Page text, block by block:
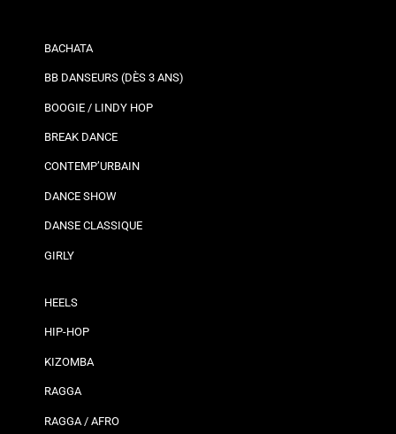
BACHATA
BB DANSEURS (DÈS 3 ANS)
BOOGIE / LINDY HOP
BREAK DANCE
CONTEMP’URBAIN
DANCE SHOW
DANSE CLASSIQUE
GIRLY
HEELS
HIP-HOP
KIZOMBA
RAGGA
RAGGA / AFRO